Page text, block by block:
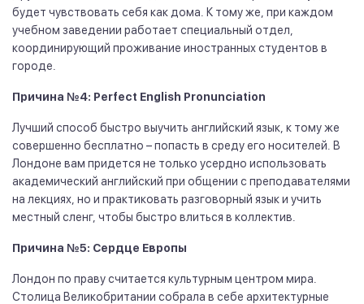
будет чувствовать себя как дома. К тому же, при каждом
учебном заведении работает специальный отдел,
координирующий проживание иностранных студентов в
городе.
Причина №4: Perfect English Pronunciation
Лучший способ быстро выучить английский язык, к тому же
совершенно бесплатно – попасть в среду его носителей. В
Лондоне вам придется не только усердно использовать
академический английский при общении с преподавателями
на лекциях, но и практиковать разговорный язык и учить
местный сленг, чтобы быстро влиться в коллектив.
Причина №5: Сердце Европы
Лондон по праву считается культурным центром мира.
Столица Великобритании собрала в себе архитектурные